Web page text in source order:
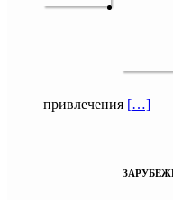
привлечения […]